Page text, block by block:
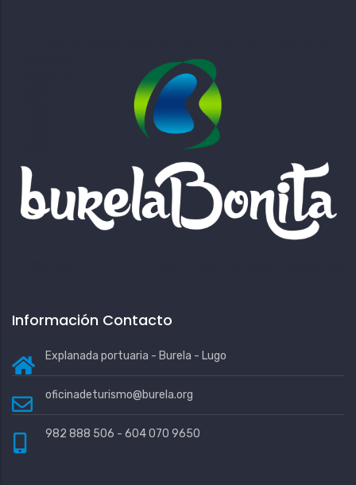
Información Contacto
Explanada portuaria - Burela - Lugo
oficinadeturismo@burela.org
982 888 506 - 604 070 9650